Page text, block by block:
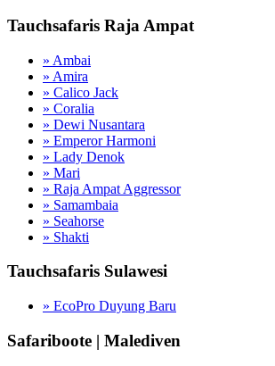
Tauchsafaris Raja Ampat
» Ambai
» Amira
» Calico Jack
» Coralia
» Dewi Nusantara
» Emperor Harmoni
» Lady Denok
» Mari
» Raja Ampat Aggressor
» Samambaia
» Seahorse
» Shakti
Tauchsafaris Sulawesi
» EcoPro Duyung Baru
Safariboote | Malediven